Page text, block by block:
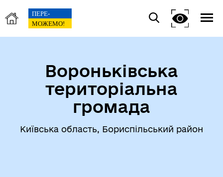
Вороньківська
територіальна
громада
Київська область, Бориспільський район